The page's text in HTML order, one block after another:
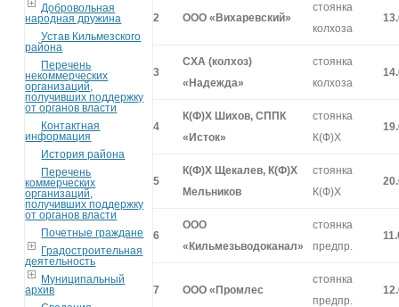
Добровольная
народная дружина
Устав Кильмезского
района
Перечень
некоммерческих
организаций,
получивших поддержку
от органов власти
Контактная
информация
История района
Перечень
коммерческих
организаций,
получивших поддержку
от органов власти
Почетные граждане
Градостроительная
деятельность
Муниципальный
архив
2 ООО «Вихаревский»
стоянка
колхоза
3
СХА (колхоз)
«Надежда»
стоянка
колхоза
4
К(Ф)Х Шихов, СППК
«Исток»
стоянка
К(Ф)Х
5
К(Ф)Х Щекалев, К(Ф)Х
Мельников
стоянка
К(Ф)Х
6
ООО
«Кильмезьводоканал»
стоянка
предпр.
7 ООО «Промлес
стоянка
предпр.